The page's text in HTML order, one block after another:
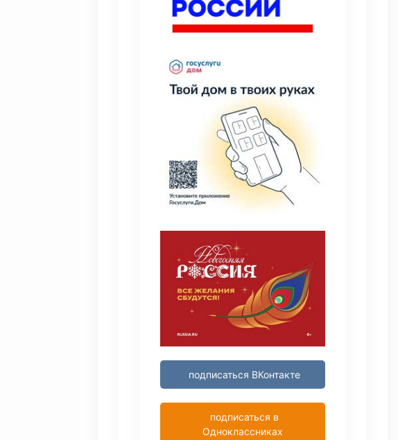
подписаться ВКонтакте
подписаться в
Одноклассниках